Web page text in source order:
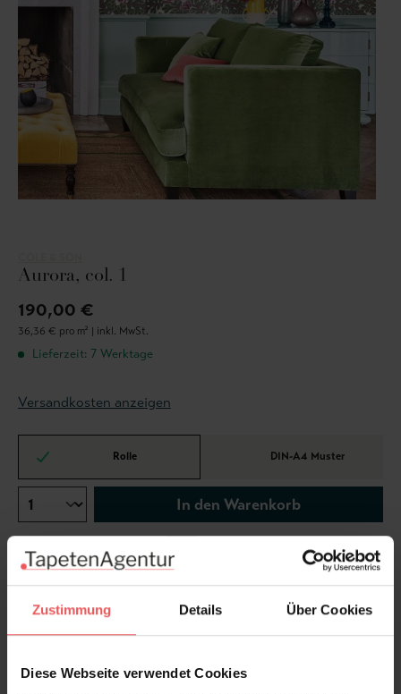
Zustimmung Details Über Cookies
Diese Webseite verwendet Cookies
Aurora, col. 1
190,00 €
36,36 € pro m² | inkl. MwSt.
Lieferzeit: 7 Werktage
Versandkosten anzeigen
Rolle DIN-A4 Muster
In den Warenkorb
Rollen & Mengen berechnen
ganzen Zauber eines Märchenwaldes ein, mit seinem